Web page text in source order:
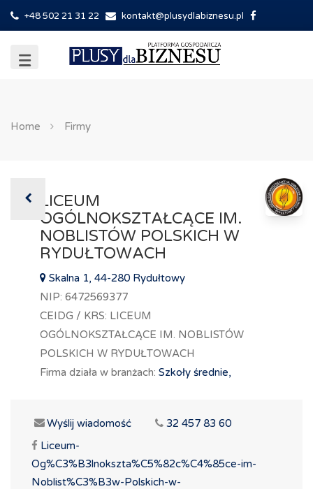
+48 502 21 31 22 kontakt@plusydlabiznesu.pl
Home Firmy
LICEUM
OGÓLNOKSZTAŁCĄCE IM.
NOBLISTÓW POLSKICH W
RYDUŁTOWACH
Skalna 1, 44-280 Rydułtowy
NIP: 6472569377
CEIDG / KRS: LICEUM
OGÓLNOKSZTAŁCĄCE IM. NOBLISTÓW
POLSKICH W RYDUŁTOWACH
Firma działa w branżach: Szkoły średnie,
Wyślij wiadomość
32 457 83 60
Liceum-
Og%C3%B3lnokszta%C5%82c%C4%85ce-im-
Noblist%C3%B3w-Polskich-w-